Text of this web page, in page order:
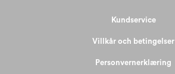
Kundservice
Villkår och betingelser
Personvernerklæring